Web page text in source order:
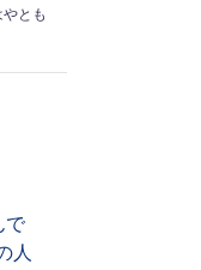
とも
で
人